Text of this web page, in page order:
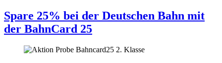
Spare 25% bei der Deutschen Bahn mit
der BahnCard 25